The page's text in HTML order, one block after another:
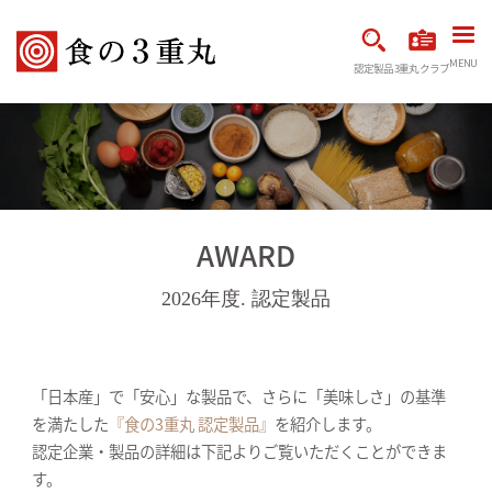
認定製品3重丸クラブMENU
AWARD
2026年度. 認定製品
「日本産」で「安心」な製品で、さらに「美味しさ」の基準
を満たした 『食の3重丸 認定製品』 を紹介します。
認定企業・製品の詳細は下記よりご覧いただくことができま
す。